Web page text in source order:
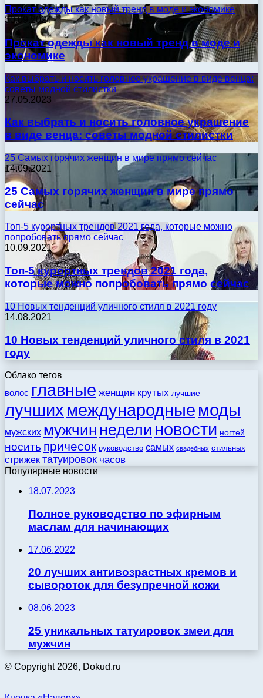
Прокат одежды как новый тренд в моде и экономике
30.09.2024
Прокат одежды как новый тренд в моде и
экономике
Как выбрать и носить головное украшение в виде венца:
советы модной стилистки
27.05.2023
Как выбрать и носить головное украшение
в виде венца: советы модной стилистки
25 Самых горячих женщин в мире прямо сейчас
14.09.2021
25 Самых горячих женщин в мире прямо
сейчас
Топ-5 курортных трендов 2021 года, которые можно
попробовать прямо сейчас
10.09.2021
Топ-5 курортных трендов 2021 года,
которые можно попробовать прямо сейчас
10 Новых тенденций уличного стиля в 2021 году
14.08.2021
10 Новых тенденций уличного стиля в 2021
году
Облако тегов
волос главные женщин крутых лучшие
лучших международные моды
мужских мужчин недели новости ногтей
носить причесок руководство самых свадебных стильных
стрижек татуировок часов
Популярные новости
18.07.2023
Полное руководство по эфирным
маслам для начинающих
17.06.2022
20 лучших антивозрастных кремов и
сывороток для безупречной кожи
08.06.2023
25 уникальных татуировок змеи для
мужчин
© Copyright 2026, Dokud.ru